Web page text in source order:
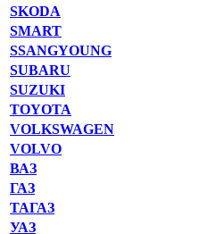
SKODA
SMART
SSANGYOUNG
SUBARU
SUZUKI
TOYOTA
VOLKSWAGEN
VOLVO
ВАЗ
ГАЗ
ТАГАЗ
УАЗ